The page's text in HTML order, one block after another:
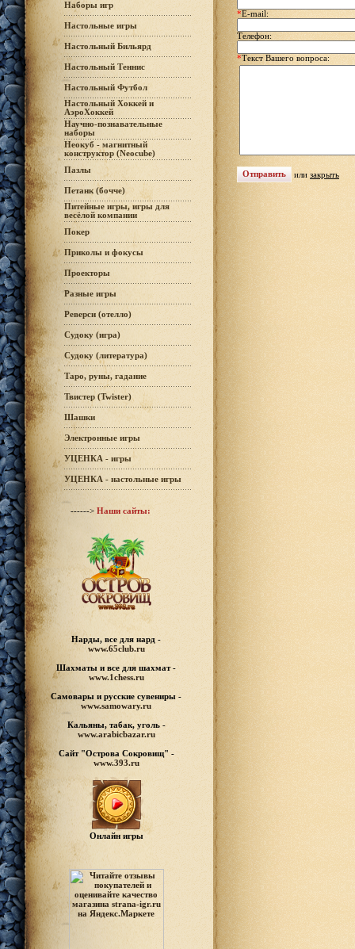
Наборы игр
Настольные игры
Настольный Бильярд
Настольный Теннис
Настольный Футбол
Настольный Хоккей и
АэроХоккей
Научно-познавательные
наборы
Неокуб - магнитный
конструктор (Neocube)
Пазлы
Петанк (бочче)
Питейные игры, игры для
весёлой компании
Покер
Приколы и фокусы
Проекторы
Разные игры
Реверси (отелло)
Судоку (игра)
Судоку (литература)
Таро, руны, гадание
Твистер (Twister)
Шашки
Электронные игры
УЦЕНКА - игры
УЦЕНКА - настольные игры
------> Наши сайты:
Нарды, все для нард -
www.65club.ru
Шахматы и все для шахмат -
www.1chess.ru
Самовары и русские сувениры -
www.samowary.ru
Кальяны, табак, уголь -
www.arabicbazar.ru
Сайт "Острова Сокровищ" -
www.393.ru
Онлайн игры
*E-mail:
Телефон:
*Текст Вашего вопроса:
или закрыть